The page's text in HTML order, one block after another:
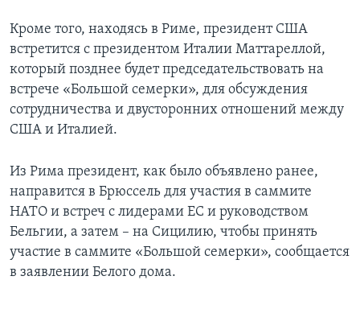
Кроме того, находясь в Риме, президент США
встретится с президентом Италии Маттареллой,
который позднее будет председательствовать на
встрече «Большой семерки», для обсуждения
сотрудничества и двусторонних отношений между
США и Италией.
Из Рима президент, как было объявлено ранее,
направится в Брюссель для участия в саммите
НАТО и встреч с лидерами ЕС и руководством
Бельгии, а затем – на Сицилию, чтобы принять
участие в саммите «Большой семерки», сообщается
в заявлении Белого дома.